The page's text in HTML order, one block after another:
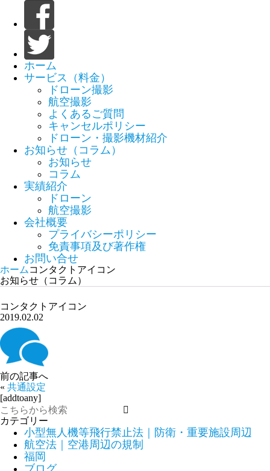
ホーム
サービス（料金）
ドローン撮影
航空撮影
よくあるご質問
キャンセルポリシー
ドローン・撮影機材紹介
お知らせ（コラム）
お知らせ
コラム
実績紹介
ドローン
航空撮影
会社概要
プライバシーポリシー
免責事項及び著作権
お問い合せ
ホーム コンタクトアイコン
お知らせ（コラム）
コンタクトアイコン
2019.02.02
前の記事へ
« 共通設定
[addtoany]
カテゴリー
小型無人機等飛行禁止法｜防衛・重要施設周辺
航空法｜空港周辺の規制
福岡
ブログ